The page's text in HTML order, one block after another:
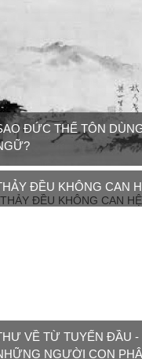
ĐỨC THẾ TÔN
ĐỀU KHÔNG CAN
VỀ TỪ TUYẾN ĐẦU -
NGƯỜI CON